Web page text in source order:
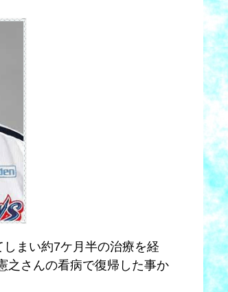
しまい約7ケ月半の治療を経
之さんの看病で復帰した事か
コ
チ
の
記
事
は
コ
チ
ラ